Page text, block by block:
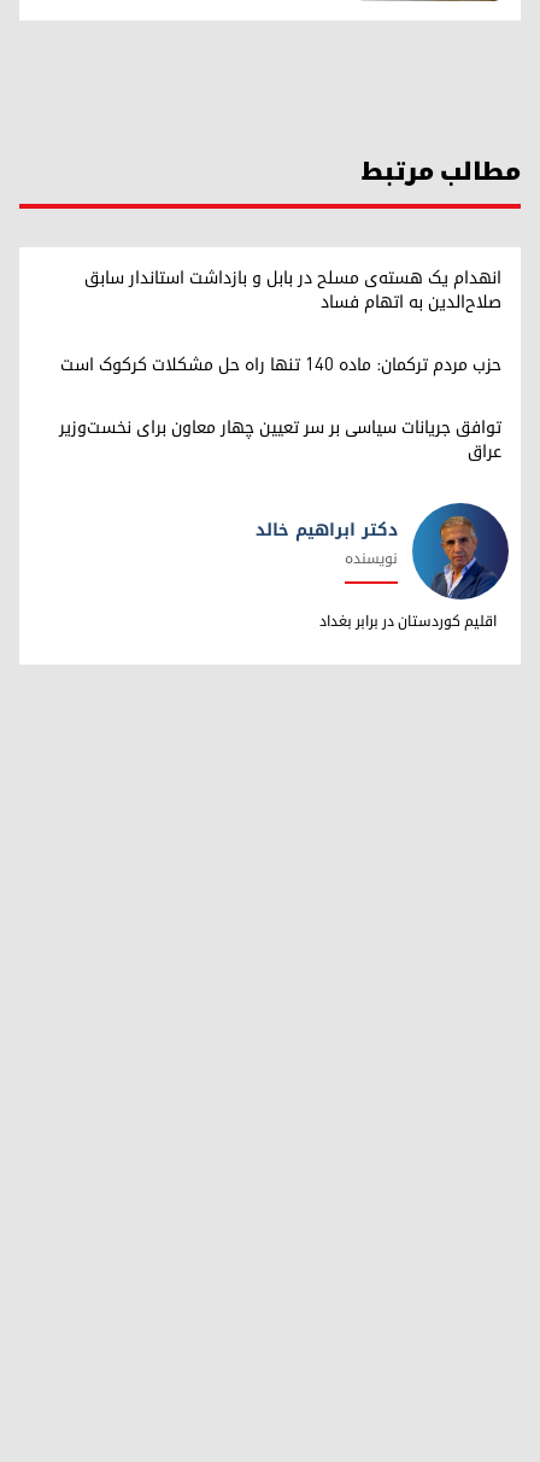
مطالب مرتبط
انهدام یک هسته‌ی مسلح در بابل و بازداشت استاندار سابق
صلاح‌الدین به اتهام فساد
حزب مردم ترکمان: ماده ۱۴۰ تنها راه حل مشکلات کرکوک است
توافق جریانات سیاسی بر سر تعیین چهار معاون برای نخست‌وزیر
عراق
دکتر ابراهیم خالد
دکتر ابراهیم خالد
نویسنده
اقلیم کوردستان در برابر بغداد